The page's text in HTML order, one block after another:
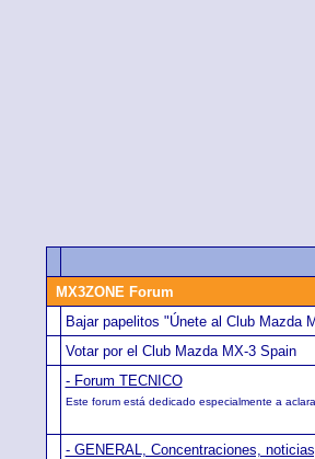
MX3ZONE Forum
Bajar papelitos "Únete al Club Mazda
Votar por el Club Mazda MX-3 Spain
- Forum TECNICO
Este forum está dedicado especialmente a
- GENERAL, Concentraciones,